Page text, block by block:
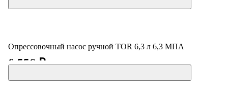
Опрессовочный насос ручной TOR 6,3 л 6,3 МПА
6 556 ₽